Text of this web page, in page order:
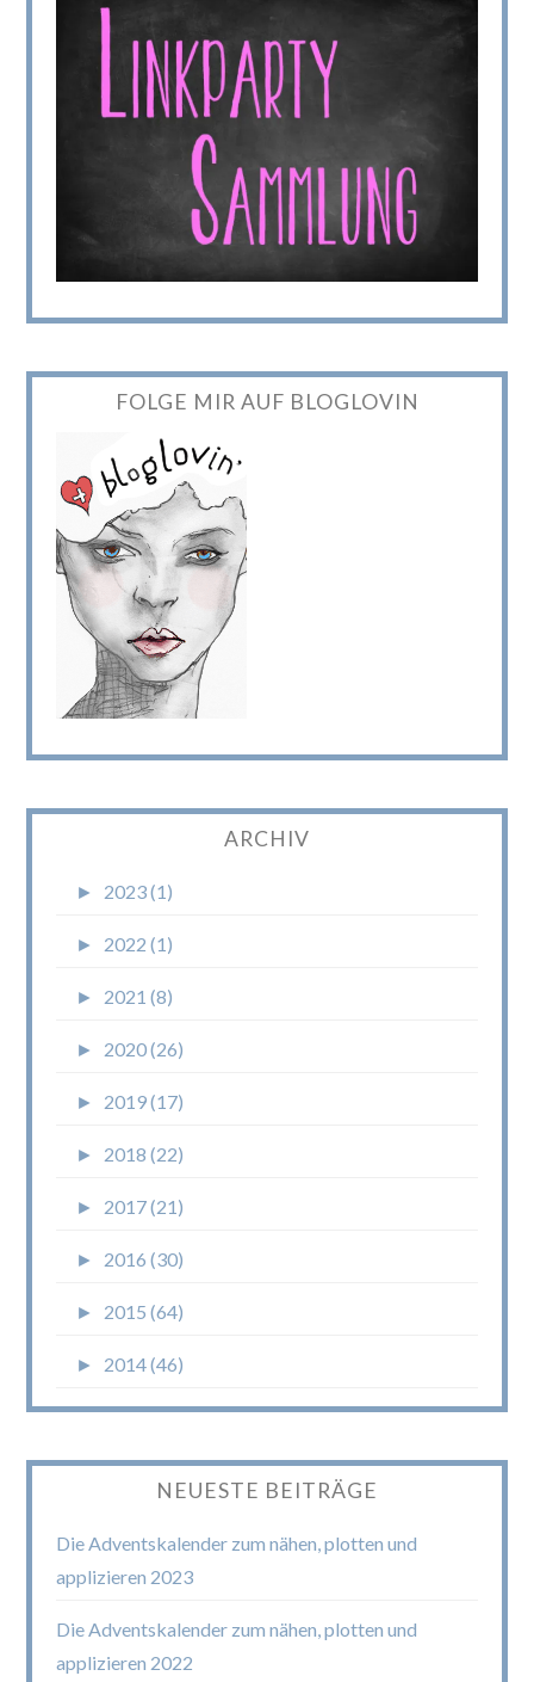
FOLGE MIR AUF BLOGLOVIN
ARCHIV
► 2023 (1)
► 2022 (1)
► 2021 (8)
► 2020 (26)
► 2019 (17)
► 2018 (22)
► 2017 (21)
► 2016 (30)
► 2015 (64)
► 2014 (46)
NEUESTE BEITRÄGE
Die Adventskalender zum nähen, plotten und
applizieren 2023
Die Adventskalender zum nähen, plotten und
applizieren 2022